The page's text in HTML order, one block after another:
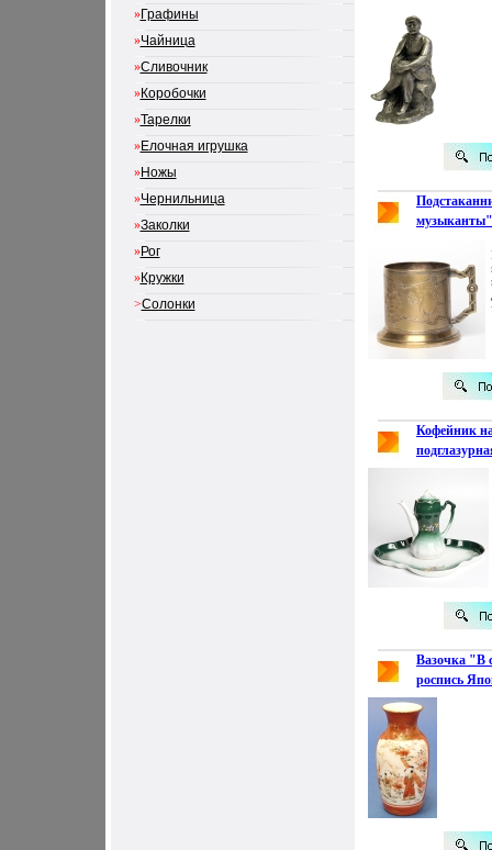
»Графины
»Чайница
»Сливочник
»Коробочки
»Тарелки
»Елочная игрушка
»Ножы
»Чернильница
»Заколки
»Рог
»Кружки
>Солонки
виолончели
Кофейник
С
Вазочка "В
роспись
века
основании